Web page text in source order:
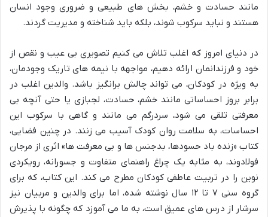
مانند حسادت و خشم، بخش های طبیعی و ضروری وجود انسان
هستند و نباید سرکوب شوند، بلکه باید شناخته و مدیریت گردند.
در دنیای امروز که اغلب تلاش می کنیم تصویری بی عیب و نقص از
خود و فرزندانمان ارائه دهیم، مواجهه با نیمه های تاریک وجودمان،
به ویژه در کودکان، می تواند چالش برانگیز باشد. والدین اغلب در
برابر بروز احساساتی مانند خشم، حسادت، لجبازی یا حتی آنچه بی
معرفتی تلقی می شود، سردرگم می مانند و گاهی با سرکوب این
احساسات، به سلامت روان کودک آسیب می زنند. در چنین فضایی،
کتاب «زنده باد حسودها، بدجنس ها و بی معرفت ها» اثری از مرجان
فولادوند، به مثابه یک چراغ راهنمای متفاوت و جسورانه، رویکردی
نوین را در تربیت عاطفی کودکان مطرح می کند. این کتاب، که برای
گروه سنی ۷ تا ۱۲ سال نوشته شده، اما برای والدین و مربیان نیز
سرشار از درس های عمیق است، به ما می آموزد که چگونه با پذیرش